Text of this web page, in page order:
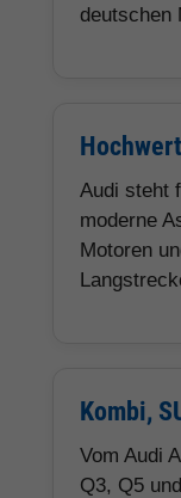
deutschen
Audi steht
moderne
Motoren
Kombi,
Vom Audi
Q3, Q5